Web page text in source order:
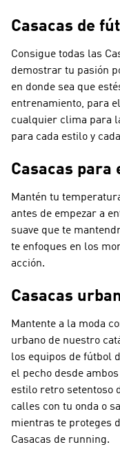
Casacas de
Consigue todas las
demostrar tu pasión
en donde sea que
entrenamiento, para
cualquier clima para
para cada estilo y
Casacas para
Mantén tu
antes de empezar a
suave que te
te enfoques en los
acción.
Casacas
Mantente a la moda
urbano de nuestro
los equipos de fútbol
el pecho desde
estilo retro setentoso
calles con tu onda o
mientras te proteges
Casacas de running.